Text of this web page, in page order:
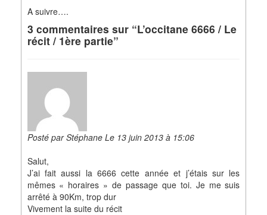
A suivre….
3 commentaires sur “L’occitane 6666 / Le
récit / 1ère partie”
Posté par Stéphane Le 13 juin 2013 à 15:06
Salut,
J’ai fait aussi la 6666 cette année et j’étais sur les
mêmes « horaires » de passage que toi. Je me suis
arrêté à 90Km, trop dur
Vivement la suite du récit